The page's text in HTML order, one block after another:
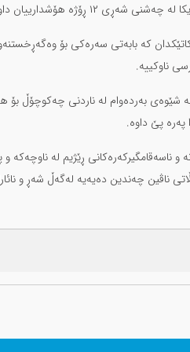
١٢ ڕۆژە هۆشدارییان داوە.
کە بابەتی سەرەکی بۆ
ناوکییە.
بە شێوەی بەردەوام لە ناردنی چەکوچۆڵ بۆ
پەرە پێ داوە.
و ناسەقامگیرکەرەکانی ڕێژیم لە ناوچەکە
ناڤین چەندین دەیەیە لەگەڵ شەڕ و